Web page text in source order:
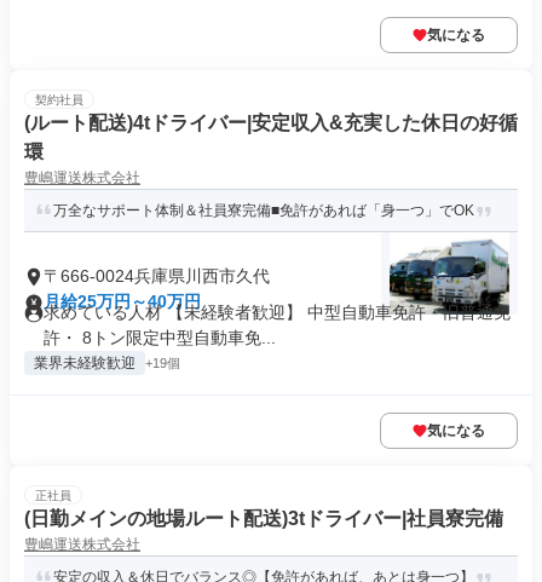
気になる
契約社員
(ルート配送)4tドライバー|安定収入&充実した休日の好循
環
豊嶋運送株式会社
万全なサポート体制＆社員寮完備■免許があれば「身一つ」でOK
〒666-0024兵庫県川西市久代
月給25万円～40万円
求めている人材 【未経験者歓迎】 中型自動車免許・旧普通免
許・ 8トン限定中型自動車免...
業界未経験歓迎 +19個
気になる
正社員
(日勤メインの地場ルート配送)3tドライバー|社員寮完備
豊嶋運送株式会社
安定の収入＆休日でバランス◎【免許があれば、あとは身一つ】